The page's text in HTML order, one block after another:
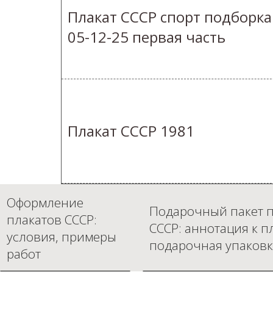
Плакат СССР спорт подборка
05-12-25 первая часть
Плакат СССР 1981
Оформление
плакатов СССР:
условия, примеры
работ
Подарочный пакет
СССР: аннотация к
подарочная